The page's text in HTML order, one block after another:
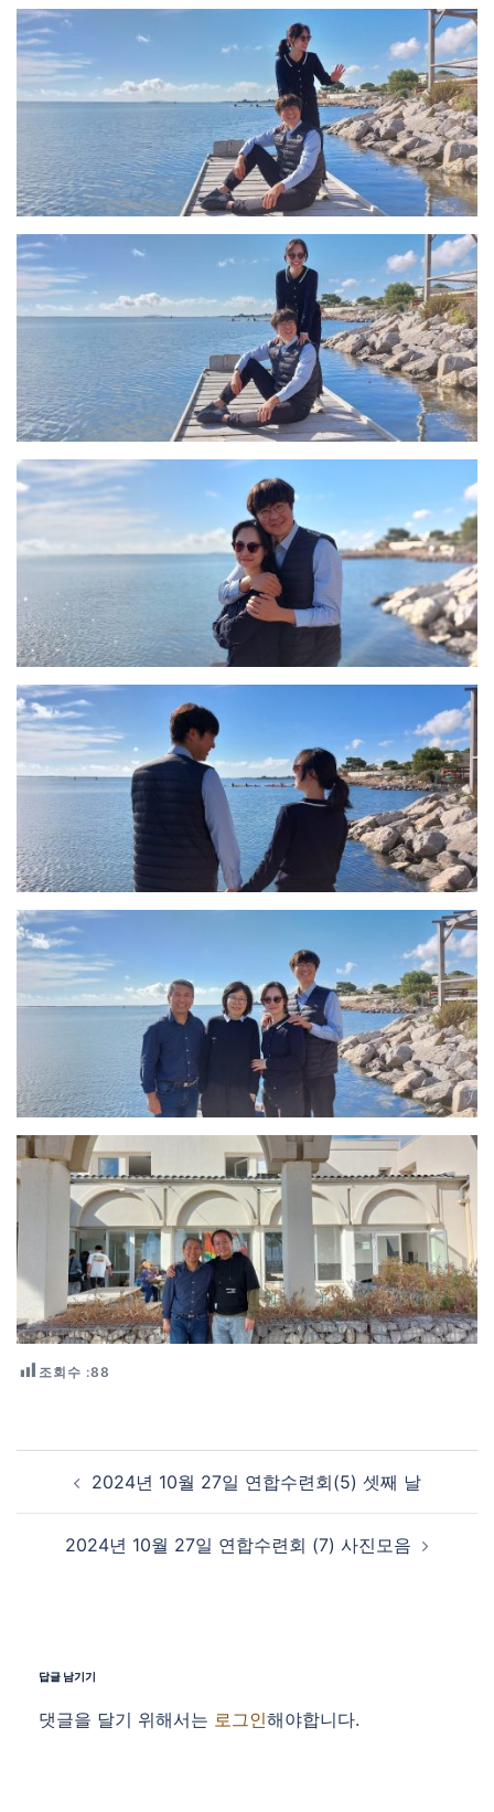
조회수 :88
Post navigation
2024년 10월 27일 연합수련회(5) 셋째 날
2024년 10월 27일 연합수련회 (7) 사진모음
답글 남기기
댓글을 달기 위해서는 로그인해야합니다.